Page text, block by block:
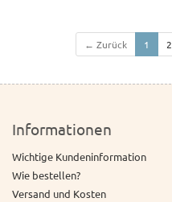
← Zurück 1 2
Informationen
Wichtige Kundeninformation
Wie bestellen?
Versand und Kosten